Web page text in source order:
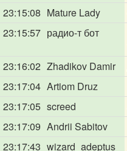
23:15:08 Mature Lady
23:15:57 радио-т бот
23:16:02 Zhadikov Damir
23:17:04 Artiom Druz
23:17:05 screed
23:17:09 Andrii Sabitov
23:17:43 wizard_adeptus